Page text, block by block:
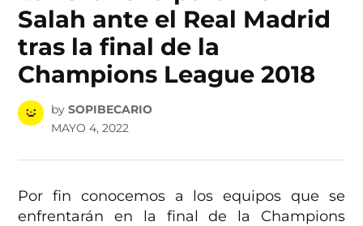
Salah ante el Real Madrid
tras la final de la
Champions League 2018
by SOPIBECARIO
MAYO 4, 2022
Por fin conocemos a los equipos que se
enfrentarán en la final de la Champions